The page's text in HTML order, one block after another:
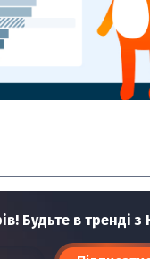
Будьте в тренді з